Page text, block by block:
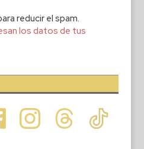
reducir el spam.
los datos de tus